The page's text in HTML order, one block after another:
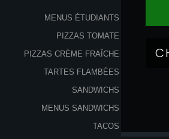
MENUS ÉTUDIANTS
PIZZAS TOMATE
PIZZAS CRÈME FRAÎCHE
TARTES FLAMBÉES
SANDWICHS
MENUS SANDWICHS
TACOS